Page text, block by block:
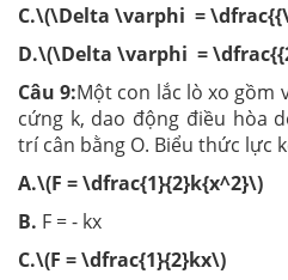
C.\(\Delta \varphi =
D.\(\Delta \varphi =
Câu 9:Một con lắc lò xo gồm
cứng k, dao động điều hòa
trí cân bằng O. Biểu thức lực
A.\(F = \dfrac{1}{2}k{x^2}\)
B. F = - kx
C.\(F = \dfrac{1}{2}kx\)